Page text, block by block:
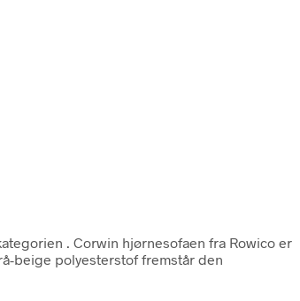
. Corwin hjørnesofaen fra Rowico er
beige polyesterstof fremstår den